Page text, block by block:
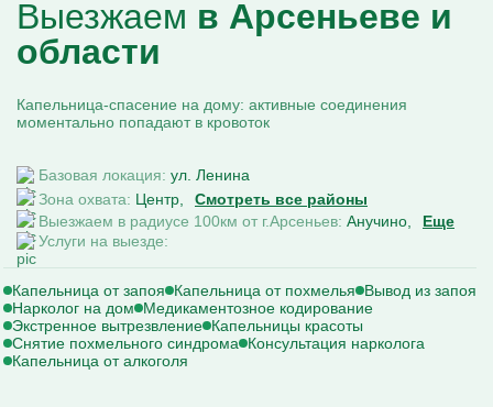
Выезжаем в Арсеньеве и
области
Капельница-спасение на дому: активные соединения
моментально попадают в кровоток
Базовая локация: ул. Ленина
Зона охвата: Центр
Смотреть все районы
Выезжаем в радиусе 100км от г.Арсеньев: Анучино
Еще
Услуги на выезде:
Капельница от запоя Капельница от похмелья
Вывод из запоя
Нарколог на дом
Медикаментозное кодирование
Экстренное вытрезвление Капельницы красоты
Снятие похмельного синдрома
Консультация нарколога
Капельница от алкоголя